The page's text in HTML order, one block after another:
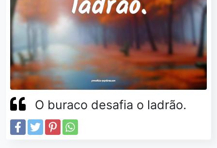
O buraco desafia o ladrão.